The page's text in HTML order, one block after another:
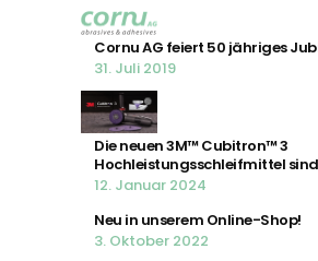
Cornu AG feiert 50 jähriges
31. Juli 2019
Die neuen 3M™ Cubitron™ 3
Hochleistungsschleifmittel
12. Januar 2024
Neu in unserem Online-Shop!
3. Oktober 2022